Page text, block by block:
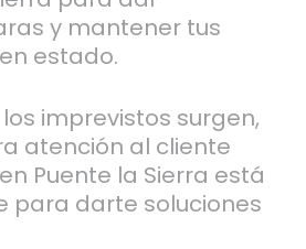
y mantener tus
estado.
imprevistos surgen,
atención al cliente
Puente la Sierra está
para darte soluciones